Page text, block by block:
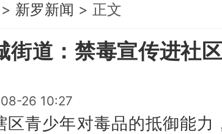
> 新罗新闻 > 正文
街道：禁毒宣传进社
26 10:27
青少年对毒品的抵御能力